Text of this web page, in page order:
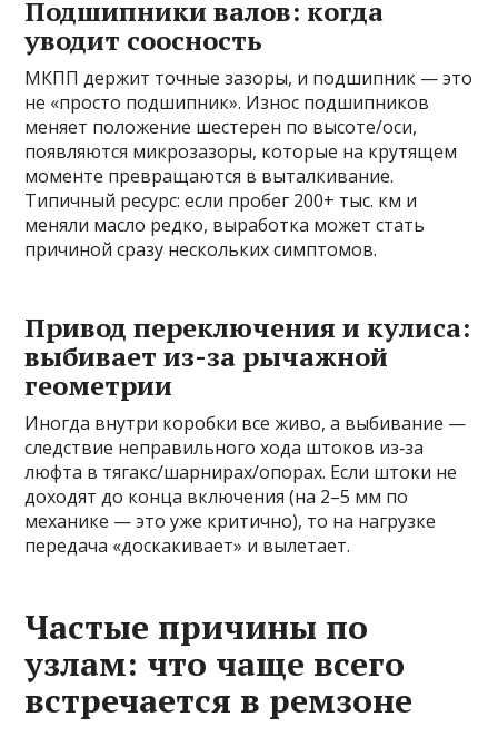
Подшипники валов: когда
уводит соосность
МКПП держит точные зазоры, и подшипник — это
не «просто подшипник». Износ подшипников
меняет положение шестерен по высоте/оси,
появляются микрозазоры, которые на крутящем
моменте превращаются в выталкивание.
Типичный ресурс: если пробег 200+ тыс. км и
меняли масло редко, выработка может стать
причиной сразу нескольких симптомов.
Привод переключения и кулиса:
выбивает из-за рычажной
геометрии
Иногда внутри коробки все живо, а выбивание —
следствие неправильного хода штоков из‑за
люфта в тягакс/шарнирах/опорах. Если штоки не
доходят до конца включения (на 2–5 мм по
механике — это уже критично), то на нагрузке
передача «доскакивает» и вылетает.
Частые причины по
узлам: что чаще всего
встречается в ремзоне